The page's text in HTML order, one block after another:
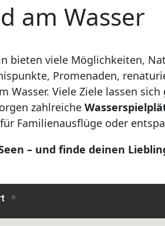
am Wasser
bieten viele Möglichkeiten,
Promenaden,
Wasser. Viele Ziele lassen
zahlreiche
Familienausflüge oder
– und finde deinen